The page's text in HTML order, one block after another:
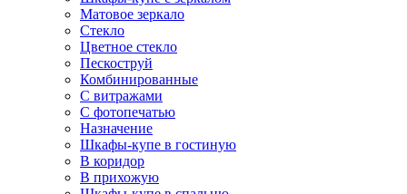
Матовое зеркало
Стекло
Цветное стекло
Пескоструй
Комбинированные
С витражами
С фотопечатью
Назначение
Шкафы-купе в гостиную
В коридор
В прихожую